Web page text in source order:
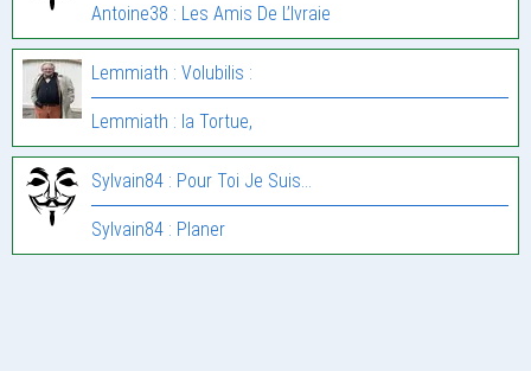
Antoine38 : Les Amis De L’Ivraie
Lemmiath : Volubilis :
Lemmiath : la Tortue,
Sylvain84 : Pour Toi Je Suis…
Sylvain84 : Planer